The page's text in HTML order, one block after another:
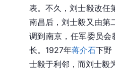
表。不久，刘士毅改任
南昌后，刘士毅又由第
调到南京，任军委员
长。1927年蒋介石下野
士毅于利邻，而刘士毅